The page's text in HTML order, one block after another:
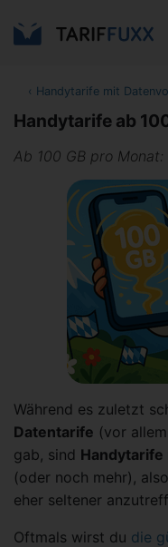
‹ Handytarife mit
Handytarife ab
Ab 100 GB pro
Während es zuletzt
Datentarife (vor allem
gab, sind Handytarife
(oder noch mehr),
eher seltener
Oftmals wirst du die